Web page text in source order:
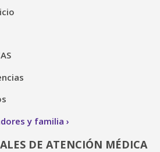
y familia
DE ATENCIÓN MÉDICA